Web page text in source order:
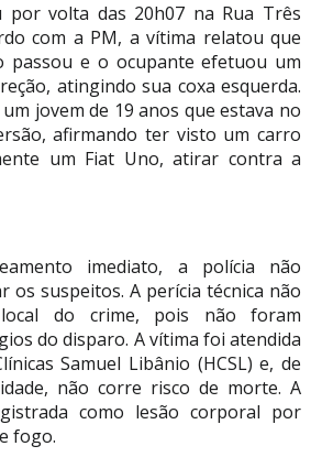
por volta das 20h07 na Rua Três
com a PM, a vítima relatou que
passou e o ocupante efetuou um
atingindo sua coxa esquerda.
jovem de 19 anos que estava no
afirmando ter visto um carro
um Fiat Uno, atirar contra a
imediato, a polícia não
os suspeitos. A perícia técnica não
do crime, pois não foram
do disparo. A vítima foi atendida
Samuel Libânio (HCSL) e, de
não corre risco de morte. A
como lesão corporal por
fogo.